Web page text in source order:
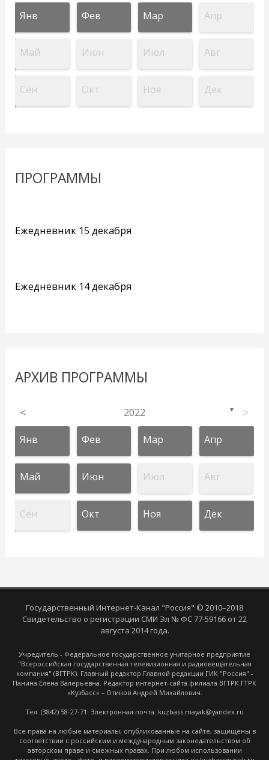
Янв Фев Мар Апр
Май Июн Июл Авг
Сен Окт Ноя Дек
ПРОГРАММЫ
Ежедневник 15 декабря
Ежедневник 14 декабря
АРХИВ ПРОГРАММЫ
< 2022 ▼ >
Янв Фев Мар Апр
Май Июн Июл Авг
Сен Окт Ноя Дек
Государственный Интернет-Канал "Россия" © 2010–2018
Свидетельство о регистрации СМИ Эл № ФС 77-59166 от 22
августа 2014 года.
Учредитель - Федеральное государственное унитарное предприятие
"Всероссийская государственная телевизионная и радиовещательная
компания" (ВГТРК). Главный редактор Главной редакции ГИК "Россия" -
Панина Елена Валерьевна. Редактор интернет-сайта филиала ВГТРК ГТРК
«Кузбасс» – Отинов Андрей Михайлович.
Тел. (3842) 58-27-71. Электронная почта: kuzbass.mayak@yandex.ru
Все права на любые материалы, опубликованные на сайте, защищены в
соответствии с российским и международным законодательством об
авторском праве и смежных правах. При любом использовании